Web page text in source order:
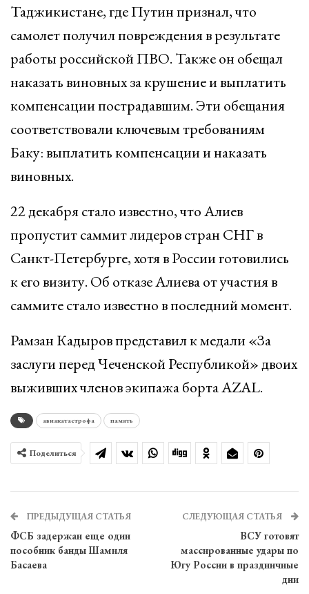
Таджикистане, где Путин признал, что
самолет получил повреждения в результате
работы российской ПВО. Также он обещал
наказать виновных за крушение и выплатить
компенсации пострадавшим. Эти обещания
соответствовали ключевым требованиям
Баку: выплатить компенсации и наказать
виновных.
22 декабря стало известно, что Алиев
пропустит саммит лидеров стран СНГ в
Санкт-Петербурге, хотя в России готовились
к его визиту. Об отказе Алиева от участия в
саммите стало известно в последний момент.
Рамзан Кадыров представил к медали «За
заслуги перед Чеченской Республикой» двоих
выживших членов экипажа борта AZAL.
авиакатастрофа память
Поделиться
ПРЕДЫДУЩАЯ СТАТЬЯ
ФСБ задержан еще один
пособник банды Шамиля
Басаева
СЛЕДУЮЩАЯ СТАТЬЯ
ВСУ готовят
массированные удары по
Югу России в праздничные
дни